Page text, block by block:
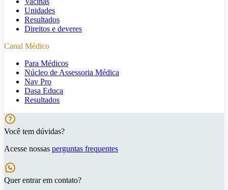
Unidades
Resultados
Direitos e deveres
Canal Médico
Para Médicos
Núcleo de Assessoria Médica
Nav Pro
Dasa Educa
Resultados
Você tem dúvidas?
Acesse nossas perguntas frequentes
Quer entrar em contato?